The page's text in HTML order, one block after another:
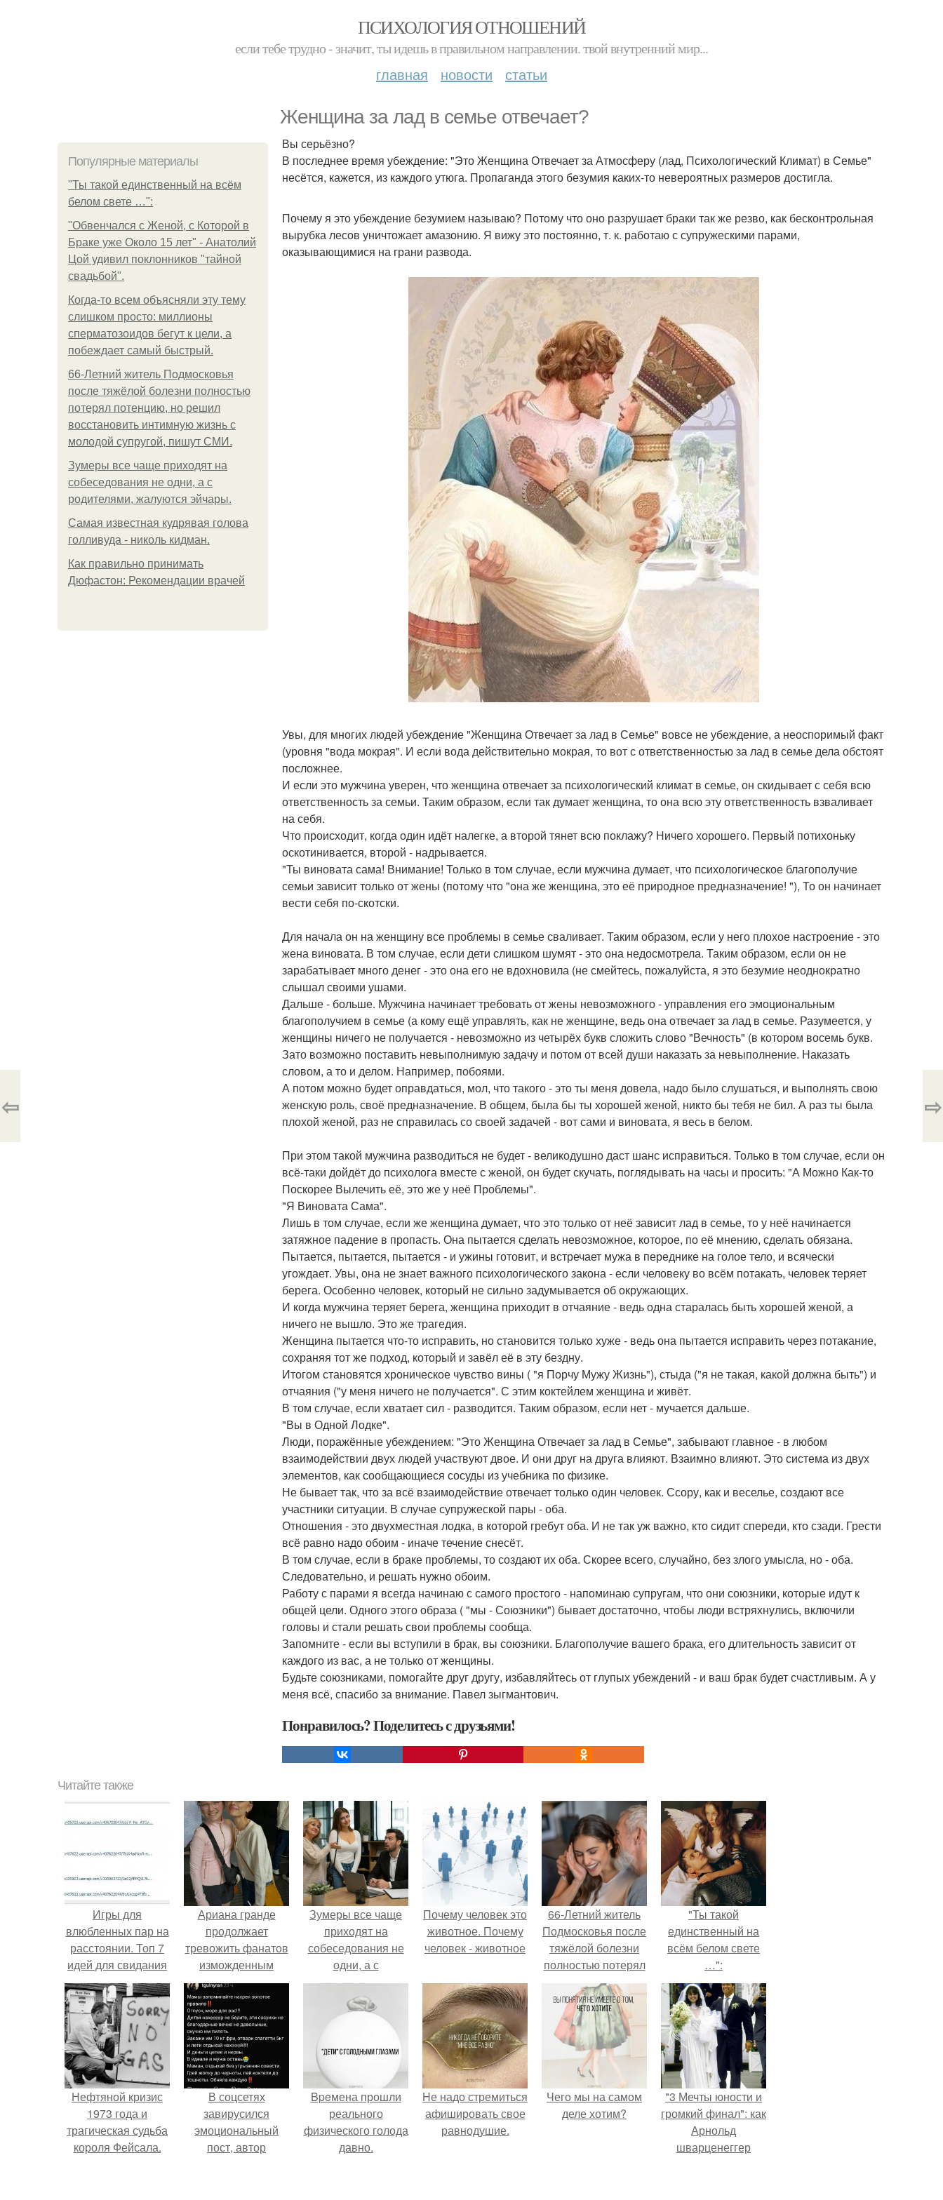
ПСИХОЛОГИЯ ОТНОШЕНИЙ
если тебе трудно - значит, ты идешь в правильном направлении. твой внутренний мир...
главная новости статьи
Женщина за лад в семье отвечает?
Популярные материалы
"Ты такой единственный на всём
белом свете …":
"Обвенчался с Женой, с Которой в
Браке уже Около 15 лет" - Анатолий
Цой удивил поклонников "тайной
свадьбой".
Когда-то всем объясняли эту тему
слишком просто: миллионы
сперматозоидов бегут к цели, а
побеждает самый быстрый.
66-Летний житель Подмосковья
после тяжёлой болезни полностью
потерял потенцию, но решил
восстановить интимную жизнь с
молодой супругой, пишут СМИ.
Зумеры все чаще приходят на
собеседования не одни, а с
родителями, жалуются эйчары.
Самая известная кудрявая голова
голливуда - николь кидман.
Как правильно принимать
Дюфастон: Рекомендации врачей
Вы серьёзно?
В последнее время убеждение: "Это Женщина Отвечает за Атмосферу (лад, Психологический Климат) в Семье"
несётся, кажется, из каждого утюга. Пропаганда этого безумия каких-то невероятных размеров достигла.
Почему я это убеждение безумием называю? Потому что оно разрушает браки так же резво, как бесконтрольная
вырубка лесов уничтожает амазонию. Я вижу это постоянно, т. к. работаю с супружескими парами,
оказывающимися на грани развода.
Увы, для многих людей убеждение "Женщина Отвечает за лад в Семье" вовсе не убеждение, а неоспоримый факт
(уровня "вода мокрая". И если вода действительно мокрая, то вот с ответственностью за лад в семье дела обстоят
посложнее.
И если это мужчина уверен, что женщина отвечает за психологический климат в семье, он скидывает с себя всю
ответственность за семьи. Таким образом, если так думает женщина, то она всю эту ответственность взваливает
на себя.
Что происходит, когда один идёт налегке, а второй тянет всю поклажу? Ничего хорошего. Первый потихоньку
оскотинивается, второй - надрывается.
"Ты виновата сама! Внимание! Только в том случае, если мужчина думает, что психологическое благополучие
семьи зависит только от жены (потому что "она же женщина, это её природное предназначение! "), То он начинает
вести себя по-скотски.
Для начала он на женщину все проблемы в семье сваливает. Таким образом, если у него плохое настроение - это
жена виновата. В том случае, если дети слишком шумят - это она недосмотрела. Таким образом, если он не
зарабатывает много денег - это она его не вдохновила (не смейтесь, пожалуйста, я это безумие неоднократно
слышал своими ушами.
Дальше - больше. Мужчина начинает требовать от жены невозможного - управления его эмоциональным
благополучием в семье (а кому ещё управлять, как не женщине, ведь она отвечает за лад в семье. Разумеется, у
женщины ничего не получается - невозможно из четырёх букв сложить слово "Вечность" (в котором восемь букв.
Зато возможно поставить невыполнимую задачу и потом от всей души наказать за невыполнение. Наказать
словом, а то и делом. Например, побоями.
А потом можно будет оправдаться, мол, что такого - это ты меня довела, надо было слушаться, и выполнять свою
женскую роль, своё предназначение. В общем, была бы ты хорошей женой, никто бы тебя не бил. А раз ты была
плохой женой, раз не справилась со своей задачей - вот сами и виновата, я весь в белом.
При этом такой мужчина разводиться не будет - великодушно даст шанс исправиться. Только в том случае, если он
всё-таки дойдёт до психолога вместе с женой, он будет скучать, поглядывать на часы и просить: "А Можно Как-то
Поскорее Вылечить её, это же у неё Проблемы".
"Я Виновата Сама".
Лишь в том случае, если же женщина думает, что это только от неё зависит лад в семье, то у неё начинается
затяжное падение в пропасть. Она пытается сделать невозможное, которое, по её мнению, сделать обязана.
Пытается, пытается, пытается - и ужины готовит, и встречает мужа в переднике на голое тело, и всячески
угождает. Увы, она не знает важного психологического закона - если человеку во всём потакать, человек теряет
берега. Особенно человек, который не сильно задумывается об окружающих.
И когда мужчина теряет берега, женщина приходит в отчаяние - ведь одна старалась быть хорошей женой, а
ничего не вышло. Это же трагедия.
Женщина пытается что-то исправить, но становится только хуже - ведь она пытается исправить через потакание,
сохраняя тот же подход, который и завёл её в эту бездну.
Итогом становятся хроническое чувство вины ( "я Порчу Мужу Жизнь"), стыда ("я не такая, какой должна быть") и
отчаяния ("у меня ничего не получается". С этим коктейлем женщина и живёт.
В том случае, если хватает сил - разводится. Таким образом, если нет - мучается дальше.
"Вы в Одной Лодке".
Люди, поражённые убеждением: "Это Женщина Отвечает за лад в Семье", забывают главное - в любом
взаимодействии двух людей участвуют двое. И они друг на друга влияют. Взаимно влияют. Это система из двух
элементов, как сообщающиеся сосуды из учебника по физике.
Не бывает так, что за всё взаимодействие отвечает только один человек. Ссору, как и веселье, создают все
участники ситуации. В случае супружеской пары - оба.
Отношения - это двухместная лодка, в которой гребут оба. И не так уж важно, кто сидит спереди, кто сзади. Грести
всё равно надо обоим - иначе течение снесёт.
В том случае, если в браке проблемы, то создают их оба. Скорее всего, случайно, без злого умысла, но - оба.
Следовательно, и решать нужно обоим.
Работу с парами я всегда начинаю с самого простого - напоминаю супругам, что они союзники, которые идут к
общей цели. Одного этого образа ( "мы - Союзники") бывает достаточно, чтобы люди встряхнулись, включили
головы и стали решать свои проблемы сообща.
Запомните - если вы вступили в брак, вы союзники. Благополучие вашего брака, его длительность зависит от
каждого из вас, а не только от женщины.
Будьте союзниками, помогайте друг другу, избавляйтесь от глупых убеждений - и ваш брак будет счастливым. А у
меня всё, спасибо за внимание. Павел зыгмантович.
Понравилось? Поделитесь с друзьями!
⇦ ⇨
Читайте также
Игры для
влюбленных пар на
расстоянии. Топ 7
идей для свидания
на расстоянии
Ариана гранде
продолжает
тревожить фанатов
изможденным
Видом.
Зумеры все чаще
приходят на
собеседования не
одни, а с
родителями,
жалуются эйчары.
Почему человек это
животное. Почему
человек - животное
66-Летний житель
Подмосковья после
тяжёлой болезни
полностью потерял
потенцию, но
решил
восстановить
интимную жизнь с
молодой супругой,
пишут СМИ.
"Ты такой
единственный на
всём белом свете
…":
Нефтяной кризис
1973 года и
трагическая судьба
короля Фейсала.
В соцсетях
завирусился
эмоциональный
пост, автор
Bpeмена прошли
реального
физического голода
давно.
Hе надо стремиться
афишировать свое
равнодушие.
Чего мы на самом
деле хотим?
"3 Мечты юности и
громкий финал": как
Арнольд
шварценеггер